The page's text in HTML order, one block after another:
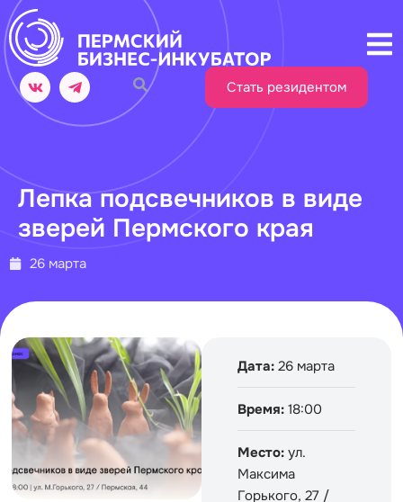
Стать резидентом
Лепка подсвечников в виде
зверей Пермского края
26 марта
Дата: 26 марта
Время: 18:00
Место: ул.
Максима
Горького, 27 /